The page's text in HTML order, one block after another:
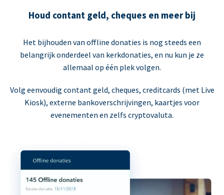
Houd contant geld, cheques en meer bij
Het bijhouden van offline donaties is nog steeds een
belangrijk onderdeel van kerkdonaties, en nu kun je ze
allemaal op één plek volgen.
Volg eenvoudig contant geld, cheques, creditcards (met Live
Kiosk), externe bankoverschrijvingen, kaartjes voor
evenementen en zelfs cryptovaluta.